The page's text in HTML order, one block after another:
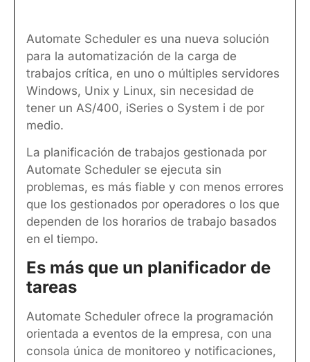
Automate Scheduler es una nueva solución
para la automatización de la carga de
trabajos crítica, en uno o múltiples servidores
Windows, Unix y Linux, sin necesidad de
tener un AS/400, iSeries o System i de por
medio.
La planificación de trabajos gestionada por
Automate Scheduler se ejecuta sin
problemas, es más fiable y con menos errores
que los gestionados por operadores o los que
dependen de los horarios de trabajo basados
en el tiempo.
Es más que un planificador de
tareas
Automate Scheduler ofrece la programación
orientada a eventos de la empresa, con una
consola única de monitoreo y notificaciones,